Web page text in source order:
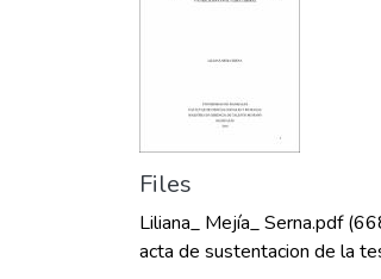
Files
Liliana_ Mejía_ Serna.pdf
acta de sustentacion de la